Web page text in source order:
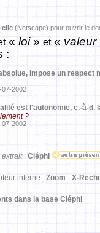
clic (Netscape) pour ouvrir le
« loi» et« valeur
:
impose un respect
2002
est l'autonomie, c.-à-d.
?
2002
extrait: Cléphi
interne : Zoom - X-
dans la base Cléphi